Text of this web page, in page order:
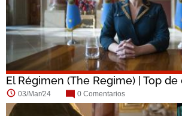
El Régimen (The Regime) | Top de
03/Mar/24 0 Comentarios